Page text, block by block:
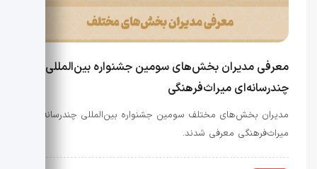
معرفی مدیران بخش‌های سومین جشنواره بین‌المللی
چندرسانه‌ای میراث‌فرهنگی
مدیران بخش‌های مختلف سومین جشنواره بین‌المللی چندرسانه‌ای
میراث‌فرهنگی معرفی شدند.